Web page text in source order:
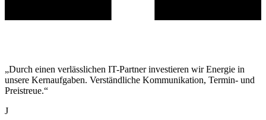
„Durch einen verlässlichen IT-Partner investieren wir Energie in
unsere Kernaufgaben. Verständliche Kommunikation, Termin- und
Preistreue.“
J